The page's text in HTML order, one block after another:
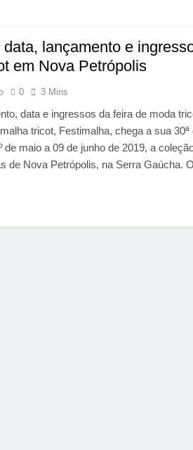
lançamento e
em Nova Petrópolis
0 3 Mins
data e ingressos da feira de moda
tricot, Festimalha, chega a sua 30ª
de maio a 09 de junho de 2019, a
de Nova Petrópolis, na Serra Gaúcha. O